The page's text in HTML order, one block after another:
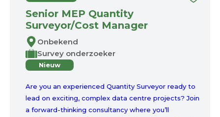
Senior MEP Quantity
Surveyor/Cost Manager
Onbekend
Survey onderzoeker
Nieuw
Are you an experienced Quantity Surveyor ready to
lead on exciting, complex data centre projects? Join
a forward-thinking consultancy where you’ll